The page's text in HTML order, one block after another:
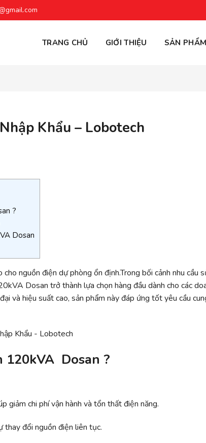
TRANG CHỦ GIỚI THIỆU SẢN PHẨM
Khẩu – Lobotech
?
Dosan
cho nguồn điện dự phòng ổn định.Trong bối cảnh nhu cầu
Dosan trở thành lựa chọn hàng đầu dành cho các
và hiệu suất cao, sản phẩm này đáp ứng tốt yêu cầu
120kVA Dosan ?
giảm chi phí vận hành và tổn thất điện năng.
đổi nguồn điện liên tục.